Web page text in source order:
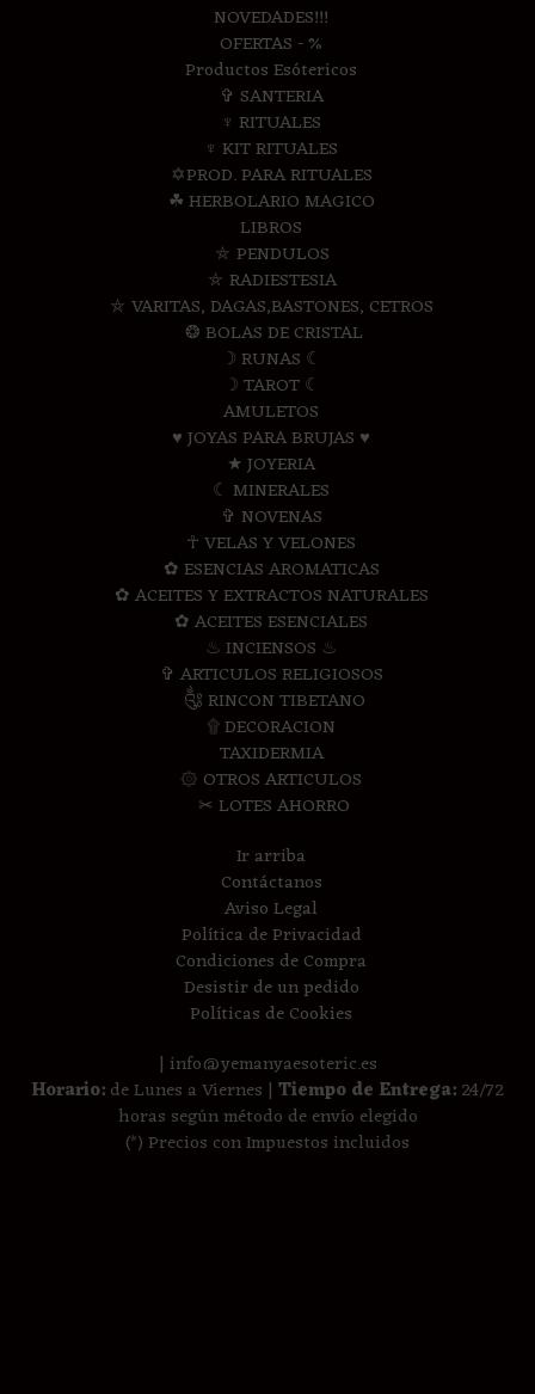
NOVEDADES!!!
OFERTAS - %
Productos Esótericos
✞ SANTERIA
♆ RITUALES
♆ KIT RITUALES
✡PROD. PARA RITUALES
☘ HERBOLARIO MAGICO
LIBROS
⛤ PENDULOS
⛤ RADIESTESIA
⛤ VARITAS, DAGAS,BASTONES, CETROS
❂ BOLAS DE CRISTAL
☽ RUNAS ☾
☽ TAROT ☾
AMULETOS
♥ JOYAS PARA BRUJAS ♥
★ JOYERIA
☾ MINERALES
✞ NOVENAS
☥ VELAS Y VELONES
✿ ESENCIAS AROMATICAS
✿ ACEITES Y EXTRACTOS NATURALES
✿ ACEITES ESENCIALES
♨ INCIENSOS ♨
✞ ARTICULOS RELIGIOSOS
༃ RINCON TIBETANO
۩ DECORACION
TAXIDERMIA
۞ OTROS ARTICULOS
✂ LOTES AHORRO
Ir arriba
Contáctanos
Aviso Legal
Política de Privacidad
Condiciones de Compra
Desistir de un pedido
Políticas de Cookies
| info@yemanyaesoteric.es
Horario:de Lunes a Viernes | Tiempo de Entrega:24/72
horas según método de envío elegido
(*) Precios con Impuestos incluidos